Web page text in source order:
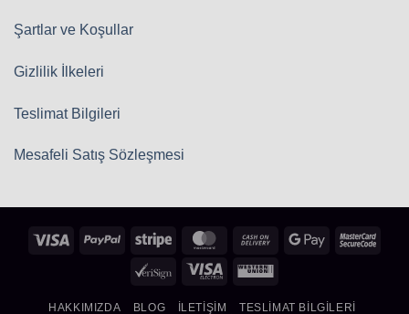
Şartlar ve Koşullar
Gizlilik İlkeleri
Teslimat Bilgileri
Mesafeli Satış Sözleşmesi
Visa PayPal Stripe MasterCardCash
Delivery
Google
VeriSign Visa
Western
HAKKIMIZDA BLOG İLETIŞIM TESLIMAT BILGILERI